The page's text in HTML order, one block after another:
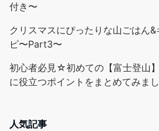
付き〜
クリスマスにぴったりな山ごはん
ピ〜Part3〜
初心者必見☆初めての【富士登山
に役立つポイントをまとめてみま
人気記事